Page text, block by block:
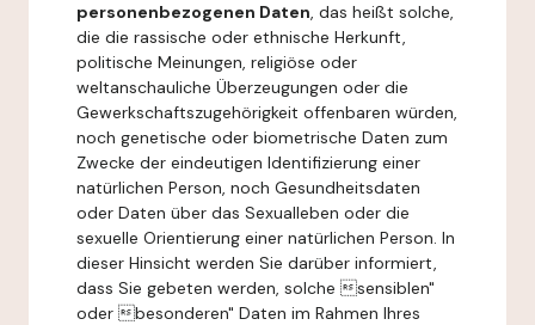
personenbezogenen Daten, das heißt solche,
die die rassische oder ethnische Herkunft,
politische Meinungen, religiöse oder
weltanschauliche Überzeugungen oder die
Gewerkschaftszugehörigkeit offenbaren würden,
noch genetische oder biometrische Daten zum
Zwecke der eindeutigen Identifizierung einer
natürlichen Person, noch Gesundheitsdaten
oder Daten über das Sexualleben oder die
sexuelle Orientierung einer natürlichen Person. In
dieser Hinsicht werden Sie darüber informiert,
dass Sie gebeten werden, solche sensiblen"
oder besonderen" Daten im Rahmen Ihres